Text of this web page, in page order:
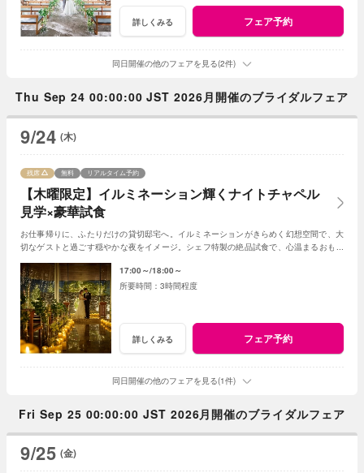
詳しくみる フェア予約
同日開催の他のフェアを見る(2件)
Thu Sep 24 00:00:00 JST 2026月開催のブライダルフェア
9/24 (木)
【木曜限定】イルミネーション輝くナイトチャペル
見学×豪華試食
残席 無料 リアルタイム予約
お仕事帰りに、ふたりだけの貸切邸宅へ。イルミネーションがきらめく幻想空間で、大
切なゲストと過ごす穏やかな夜をイメージ。シェフ特製の絶品試食で、心温まるおもて
17:00～ 18:00～
3時間程度
詳しくみる フェア予約
同日開催の他のフェアを見る(1件)
Fri Sep 25 00:00:00 JST 2026月開催のブライダルフェア
9/25 (金)